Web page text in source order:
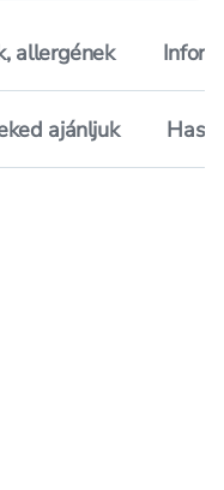
allergének
ajánljuk